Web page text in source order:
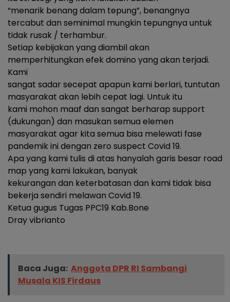
“menarik benang dalam tepung”, benangnya
tercabut dan seminimal mungkin tepungnya untuk
tidak rusak / terhambur.
Setiap kebijakan yang diambil akan
memperhitungkan efek domino yang akan terjadi.
Kami
sangat sadar secepat apapun kami berlari, tuntutan
masyarakat akan lebih cepat lagi. Untuk itu
kami mohon maaf dan sangat berharap support
(dukungan) dan masukan semua elemen
masyarakat agar kita semua bisa melewati fase
pandemik ini dengan zero suspect Covid 19.
Apa yang kami tulis di atas hanyalah garis besar road
map yang kami lakukan, banyak
kekurangan dan keterbatasan dan kami tidak bisa
bekerja sendiri melawan Covid 19.
Ketua gugus Tugas PPC19 Kab.Bone
Dray vibrianto
Baca Juga: Anggota DPR RI Sambangi
Musala KIS Firdaus